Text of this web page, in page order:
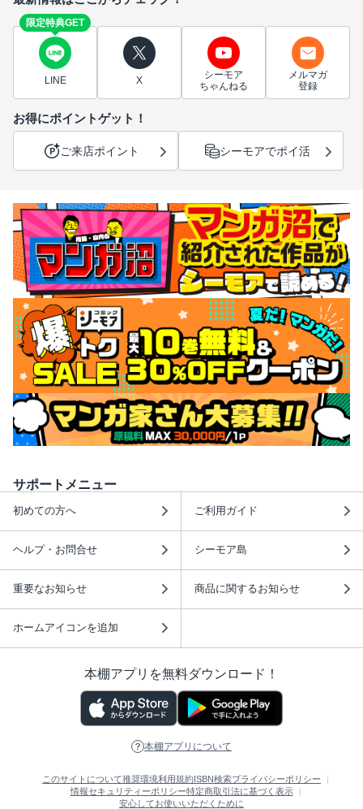
限定特典GET
LINE X
シーモア
ちゃんねる
メルマガ
登録
お得にポイントゲット！
ご来店ポイント シーモアでポイ活
サポートメニュー
初めての方へ ご利用ガイド
ヘルプ・お問合せ シーモア島
重要なお知らせ 商品に関するお知らせ
ホームアイコンを追加
本棚アプリを無料ダウンロード！
本棚アプリについて
このサイトについて推奨環境利用規約 ISBN検索プライバシーポリシー
情報セキュリティーポリシー特定商取引法に基づく表示
安心してお使いいただくために